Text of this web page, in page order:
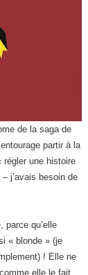
de la saga de
partir à la
régler une histoire
j’avais besoin de
parce qu’elle
« blonde » (je
! Elle ne
elle le fait